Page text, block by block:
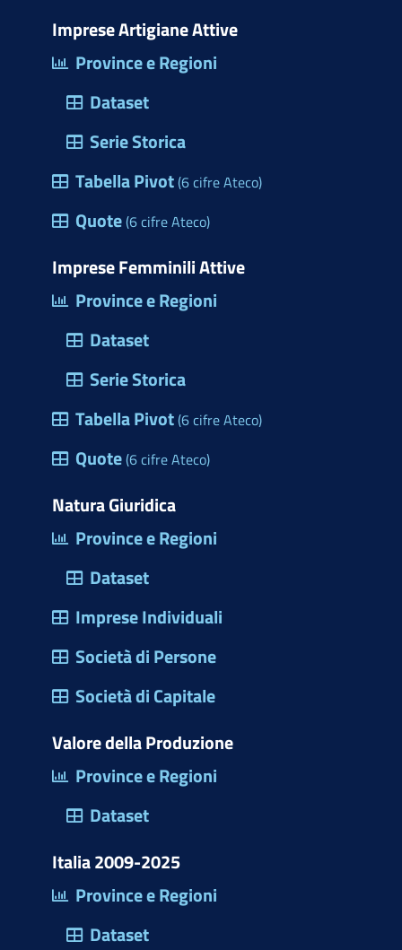
t
t
r
)
d
o
a
r
e
n
a
n
e
t
r
a
d
a
l
g
o
o
o
mImprese Artigiane Attive
Province e Regioni
Dataset
Serie Storica
Tabella Pivot(6 cifre Ateco)
Quote(6 cifre Ateco)
Imprese Femminili Attive
Province e Regioni
Dataset
Serie Storica
Tabella Pivot(6 cifre Ateco)
Quote(6 cifre Ateco)
Natura Giuridica
Province e Regioni
Dataset
Imprese Individuali
Società di Persone
Società di Capitale
Valore della Produzione
Province e Regioni
Dataset
Italia 2009-2025
Province e Regioni
Dataset